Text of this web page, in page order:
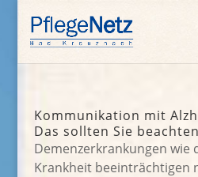
Kommunikation mit
Das sollten Sie beachten
Demenzerkrankungen wie
Krankheit beeinträchtigen